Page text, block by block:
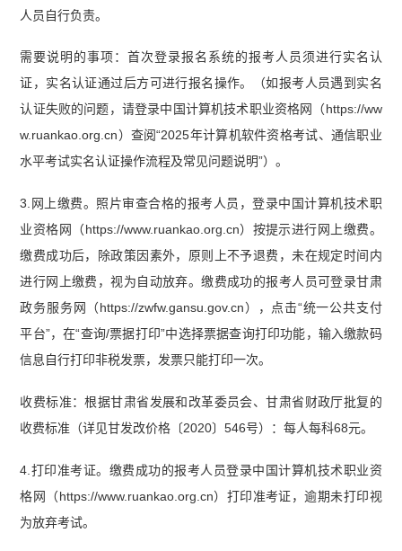
人员自行负责。
需要说明的事项：首次登录报名系统的报考人员须进行实名认
证，实名认证通过后方可进行报名操作。（如报考人员遇到实名
认证失败的问题，请登录中国计算机技术职业资格网（https://ww
w.ruankao.org.cn）查阅“2025年计算机软件资格考试、通信职业
水平考试实名认证操作流程及常见问题说明”）。
3.网上缴费。照片审查合格的报考人员，登录中国计算机技术职
业资格网（https://www.ruankao.org.cn）按提示进行网上缴费。
缴费成功后，除政策因素外，原则上不予退费，未在规定时间内
进行网上缴费，视为自动放弃。缴费成功的报考人员可登录甘肃
政务服务网（https://zwfw.gansu.gov.cn），点击“统一公共支付
平台”，在“查询/票据打印”中选择票据查询打印功能，输入缴款码
信息自行打印非税发票，发票只能打印一次。
收费标准：根据甘肃省发展和改革委员会、甘肃省财政厅批复的
收费标准（详见甘发改价格〔2020〕546号）：每人每科68元。
4.打印准考证。缴费成功的报考人员登录中国计算机技术职业资
格网（https://www.ruankao.org.cn）打印准考证，逾期未打印视
为放弃考试。